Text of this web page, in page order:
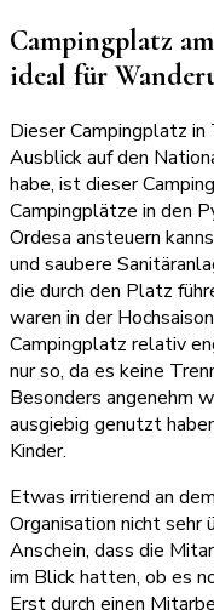
Campingplatz
ideal für
Dieser Campingplatz
Ausblick auf den
habe, ist dieser
Campingplätze in den
Ordesa ansteuern
und saubere
die durch den Platz
waren in der
Campingplatz relativ
nur so, da es keine
Besonders angenehm
ausgiebig genutzt
Kinder.
Etwas irritierend an
Organisation nicht sehr
Anschein, dass die
im Blick hatten, ob es
Erst durch einen